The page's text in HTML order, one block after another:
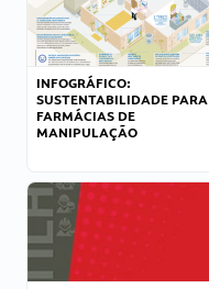
INFOGRÁFICO:
SUSTENTABILIDADE PARA
FARMÁCIAS DE
MANIPULAÇÃO